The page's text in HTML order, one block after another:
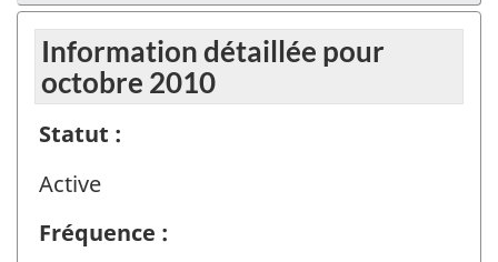
Information détaillée pour
octobre 2010
Statut :
Active
Fréquence :